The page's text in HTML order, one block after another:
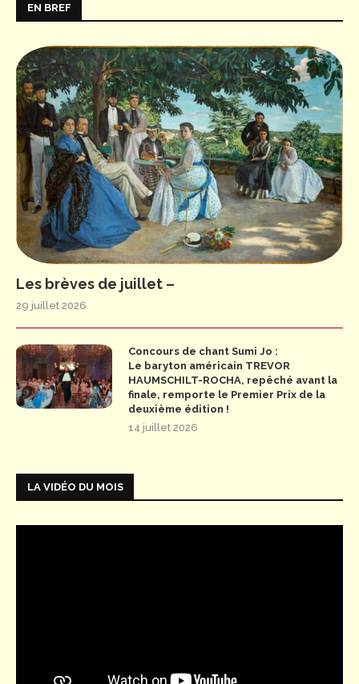
EN BREF
Les brèves de juillet –
29 juillet 2026
Concours de chant Sumi Jo :
Le baryton américain TREVOR
HAUMSCHILT-ROCHA, repêché avant la
finale, remporte le Premier Prix de la
deuxième édition !
14 juillet 2026
LA VIDÉO DU MOIS